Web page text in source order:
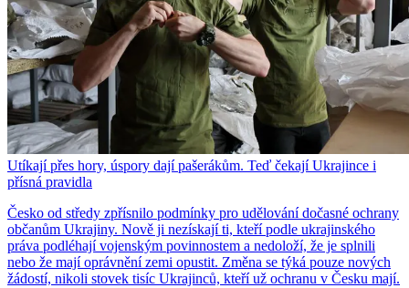
Utíkají přes hory, úspory dají pašerákům. Teď čekají Ukrajince i
přísná pravidla
Česko od středy zpřísnilo podmínky pro udělování dočasné ochrany
občanům Ukrajiny. Nově ji nezískají ti, kteří podle ukrajinského
práva podléhají vojenským povinnostem a nedoloží, že je splnili
nebo že mají oprávnění zemi opustit. Změna se týká pouze nových
žádostí, nikoli stovek tisíc Ukrajinců, kteří už ochranu v Česku mají.